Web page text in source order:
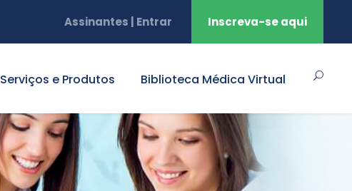
Assinantes | Entrar Inscreva-se aqui
Serviços e Produtos Biblioteca Médica Virtual